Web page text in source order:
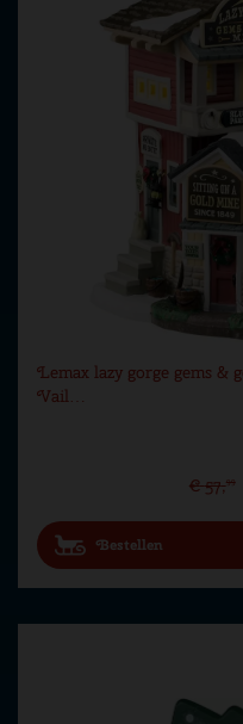
Lemax lazy gorge gems
Vail…
€ 57,99
Bestellen